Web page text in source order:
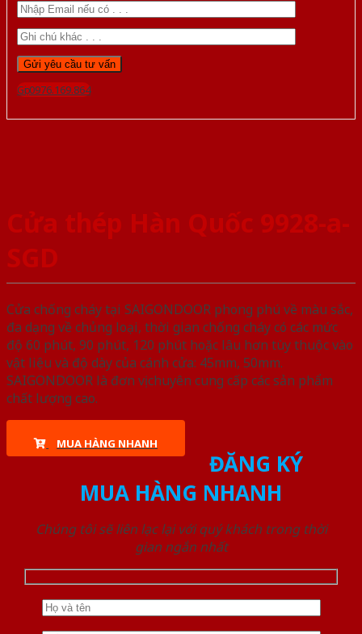
Gọi 0976.169.864
Cửa thép Hàn Quốc 9928-a-
SGD
Cửa chống cháy tại SAIGONDOOR phong phú về màu sắc,
đa dạng về chủng loại, thời gian chống cháy có các mức
độ 60 phút, 90 phút, 120 phút hoặc lâu hơn tùy thuộc vào
vật liệu và độ dày của cánh cửa: 45mm, 50mm.
SAIGONDOOR là đơn vị chuyên cung cấp các sản phẩm
chất lượng cao.
MUA HÀNG NHANH
ĐĂNG KÝ
MUA HÀNG NHANH
Chúng tôi sẽ liên lạc lại với quý khách trong thời
gian ngắn nhất